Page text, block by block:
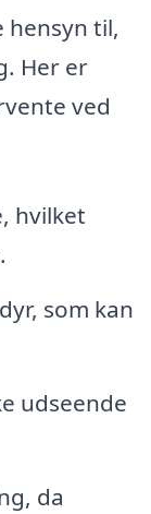
hensyn til,
Her er
ved
hvilket
som kan
udseende
da